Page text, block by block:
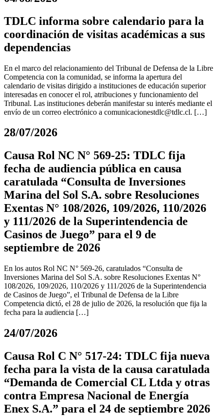
TDLC informa sobre calendario para la
coordinación de visitas académicas a sus
dependencias
En el marco del relacionamiento del Tribunal de Defensa de la Libre
Competencia con la comunidad, se informa la apertura del
calendario de visitas dirigido a instituciones de educación superior
interesadas en conocer el rol, atribuciones y funcionamiento del
Tribunal. Las instituciones deberán manifestar su interés mediante el
envío de un correo electrónico a comunicacionestdlc@tdlc.cl. […]
28/07/2026
Causa Rol NC N° 569-25: TDLC fija
fecha de audiencia pública en causa
caratulada “Consulta de Inversiones
Marina del Sol S.A. sobre Resoluciones
Exentas N° 108/2026, 109/2026, 110/2026
y 111/2026 de la Superintendencia de
Casinos de Juego” para el 9 de
septiembre de 2026
En los autos Rol NC N° 569-26, caratulados “Consulta de
Inversiones Marina del Sol S.A. sobre Resoluciones Exentas N°
108/2026, 109/2026, 110/2026 y 111/2026 de la Superintendencia
de Casinos de Juego”, el Tribunal de Defensa de la Libre
Competencia dictó, el 28 de julio de 2026, la resolución que fija la
fecha para la audiencia […]
24/07/2026
Causa Rol C N° 517-24: TDLC fija nueva
fecha para la vista de la causa caratulada
“Demanda de Comercial CL Ltda y otras
contra Empresa Nacional de Energía
Enex S.A.” para el 24 de septiembre 2026